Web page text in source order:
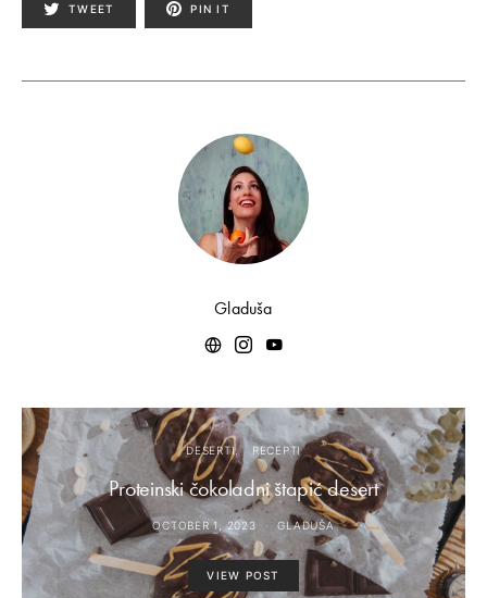
TWEET PIN IT
Gladuša
DESERTI RECEPTI
Proteinski čokoladni štapić desert
OCTOBER 1, 2023 GLADUŠA
VIEW POST